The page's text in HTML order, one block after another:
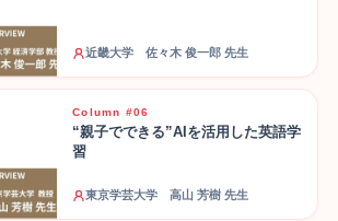
近畿大学 佐々木 俊一郎 先生
Column #06
“親子でできる”AIを活用した英語学
習
東京学芸大学 高山 芳樹 先生